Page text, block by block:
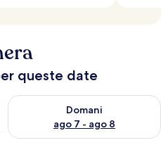
queste date
sera, ago 6 - ago 7
Domani
ago 7 - ago 8
Verifica la disponibilità per